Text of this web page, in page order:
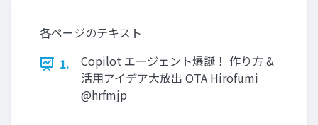
各ページのテキスト
1.
Copilot エージェント爆誕！ 作り方 &
活用アイデア大放出 OTA Hirofumi
@hrfmjp